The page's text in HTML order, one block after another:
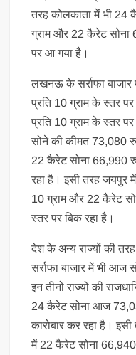
तरह कोलकाता में भी 24
ग्राम और 22 कैरेट सोना
पर आ गया है।
लखनऊ के सर्राफा
प्रति 10 ग्राम के स्तर
प्रति 10 ग्राम के स्तर
सोने की कीमत 73,080
22 कैरेट सोना 66,990
रहा है। इसी तरह जयपुर
10 ग्राम और 22 कैरेट
स्तर पर बिक रहा है।
देश के अन्य राज्यों की
सर्राफा बाजार में भी आज
इन तीनों राज्यों की
24 कैरेट सोना आज
कारोबार कर रहा है। इसी
में 22 कैरेट सोना